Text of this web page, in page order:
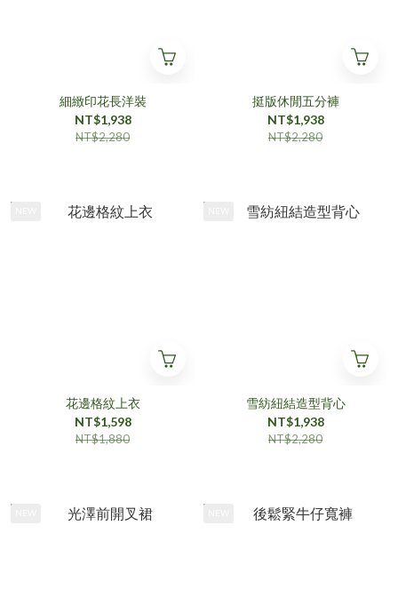
細緻印花長洋裝
NT$1,938
NT$2,280
挺版休閒五分褲
NT$1,938
NT$2,280
花邊格紋上衣
NT$1,598
NT$1,880
雪紡紐結造型背心
NT$1,938
NT$2,280